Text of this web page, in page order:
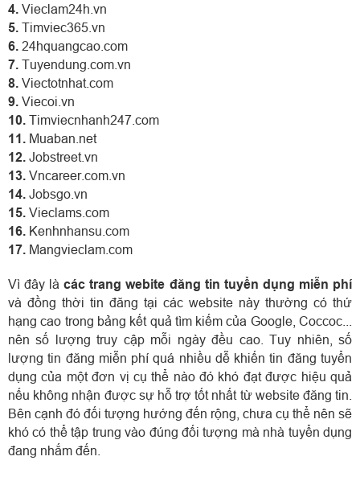
4. Vieclam24h.vn
5. Timviec365.vn
6. 24hquangcao.com
7. Tuyendung.com.vn
8. Viectotnhat.com
9. Viecoi.vn
10. Timviecnhanh247.com
11. Muaban.net
12. Jobstreet.vn
13. Vncareer.com.vn
14. Jobsgo.vn
15. Vieclams.com
16. Kenhnhansu.com
17. Mangvieclam.com
Vì đây làcác trang webite đăng tin tuyển dụng miễn phí
và đồng thời tin đăng tại các website này thường có thứ
hạng cao trong bảng kết quả tìm kiếm của Google, Coccoc...
nên số lượng truy cập mỗi ngày đều cao. Tuy nhiên, số
lượng tin đăng miễn phí quá nhiều dễ khiến tin đăng tuyển
dụng của một đơn vị cụ thể nào đó khó đạt được hiệu quả
nếu không nhận được sự hỗ trợ tốt nhất từ website đăng tin.
Bên cạnh đó đối tượng hướng đến rộng, chưa cụ thể nên sẽ
khó có thể tập trung vào đúng đối tượng mà nhà tuyển dụng
đang nhắm đến.